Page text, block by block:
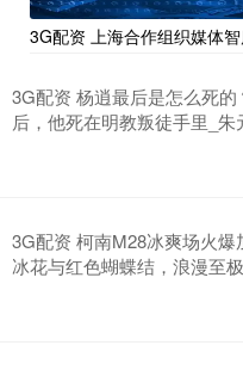
3G配资 上海合作组织媒体
3G配资 杨逍最后是怎么死
后，他死在明教叛徒手里_朱
3G配资 柯南M28冰爽场火爆
冰花与红色蝴蝶结，浪漫至极